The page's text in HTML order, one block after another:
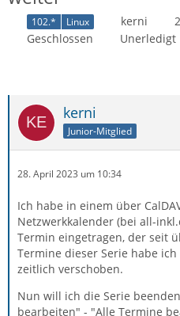
102.* Linux kerni
Geschlossen
Unerledigt
kerni
Junior-Mitglied
28. April 2023 um 10:34
Ich habe in einem über
Netzwerkkalender (bei all-
Termin eingetragen, der seit
Termine dieser Serie habe
zeitlich verschoben.
Nun will ich die Serie
bearbeiten" - "Alle Termine